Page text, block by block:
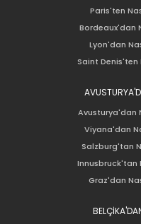
Paris'ten
Bordeaux'dan
Lyon'dan
Saint Denis'ten
Avusturya'dan
Viyana'dan
Salzburg'tan
Innusbruck'tan
Graz'dan